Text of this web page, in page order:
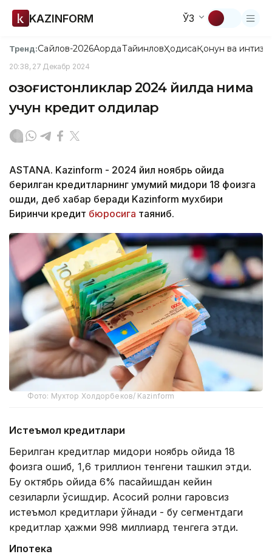
KAZINFORM ЎЗ
Тренд:Сайлов-2026АқордаТайинловҲодисаҚонун ва
20:38, 27 Декабр 2024
Қозоғистонликлар 2024 йилда нима
учун кредит олдилар
ASTANA. Kazinform - 2024 йил ноябрь ойида
берилган кредитларнинг умумий миқдори 18 фоизга
ошди, деб хабар беради Kazinform мухбири
Биринчи кредит бюросига таяниб.
Фото: Мухтор Холдорбеков/ Kazinform
Истеъмол кредитлари
Берилган кредитлар миқдори ноябрь ойида 18
фоизга ошиб, 1,6 триллион тенгени ташкил этди.
Бу октябрь ойида 6% пасайишдан кейин
сезиларли ўсишдир. Асосий ролни гаровсиз
истеъмол кредитлари ўйнади - бу сегментдаги
кредитлар ҳажми 998 миллиард тенгега этди.
Ипотека